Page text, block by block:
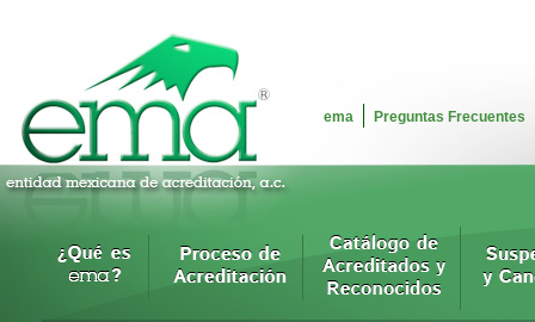
ema Preguntas Frecuentes